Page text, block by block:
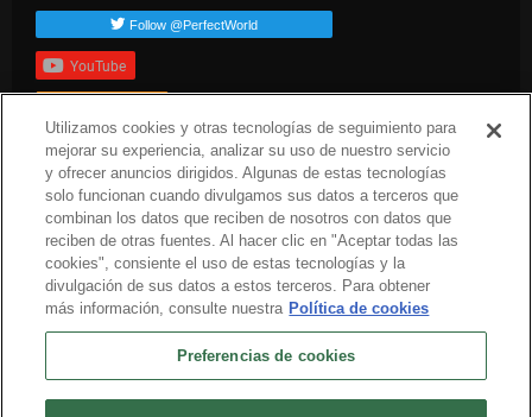
Follow @PerfectWorld
YouTube
Etiquetas populares
press-release arc-news
Utilizamos cookies y otras tecnologías de seguimiento para
mejorar su experiencia, analizar su uso de nuestro servicio
y ofrecer anuncios dirigidos. Algunas de estas tecnologías
solo funcionan cuando divulgamos sus datos a terceros que
combinan los datos que reciben de nosotros con datos que
reciben de otras fuentes. Al hacer clic en "Aceptar todas las
cookies", consiente el uso de estas tecnologías y la
divulgación de sus datos a estos terceros. Para obtener
más información, consulte nuestra Política de cookies
Preferencias de cookies